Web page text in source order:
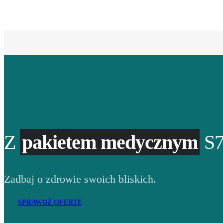
Z pakietem medycznym
Zadbaj o zdrowie swoich bliskich.
SPRAWDŹ OFERTĘ